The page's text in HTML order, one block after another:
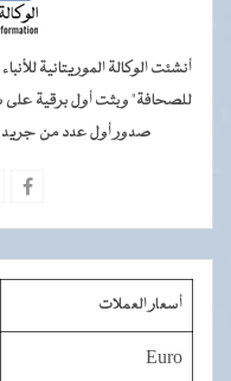
للصحافة" وبثت أول برقية على
صدور أول عدد من جريدة
أسعار العملات
Euro